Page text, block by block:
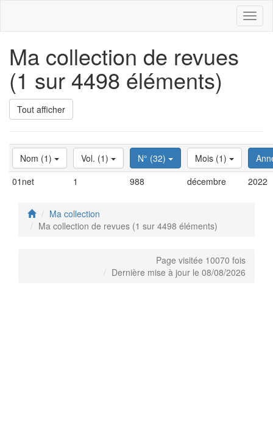
Ma collection de revues
(1 sur 4498 éléments)
Tout afficher
Nom (1) Vol. (1) N° (32) Mois (1)
01net
1 988 décembre 2022
Ma collection
Ma collection de revues (1 sur 4498 éléments)
Page visitée 10070 fois
Dernière mise à jour le 08/08/2026